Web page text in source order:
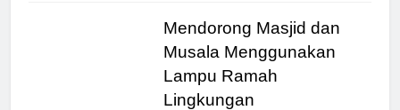
Mendorong Masjid dan
Musala Menggunakan
Lampu Ramah
Lingkungan